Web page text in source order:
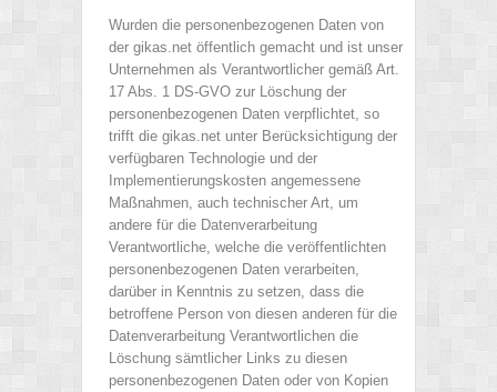
Wurden die personenbezogenen Daten von
der gikas.net öffentlich gemacht und ist unser
Unternehmen als Verantwortlicher gemäß Art.
17 Abs. 1 DS-GVO zur Löschung der
personenbezogenen Daten verpflichtet, so
trifft die gikas.net unter Berücksichtigung der
verfügbaren Technologie und der
Implementierungskosten angemessene
Maßnahmen, auch technischer Art, um
andere für die Datenverarbeitung
Verantwortliche, welche die veröffentlichten
personenbezogenen Daten verarbeiten,
darüber in Kenntnis zu setzen, dass die
betroffene Person von diesen anderen für die
Datenverarbeitung Verantwortlichen die
Löschung sämtlicher Links zu diesen
personenbezogenen Daten oder von Kopien